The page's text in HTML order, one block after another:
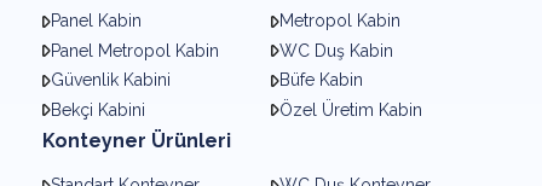
Panel Kabin
Metropol Kabin
Panel Metropol Kabin
WC Duş Kabin
Güvenlik Kabini
Büfe Kabin
Bekçi Kabini
Özel Üretim Kabin
Konteyner Ürünleri